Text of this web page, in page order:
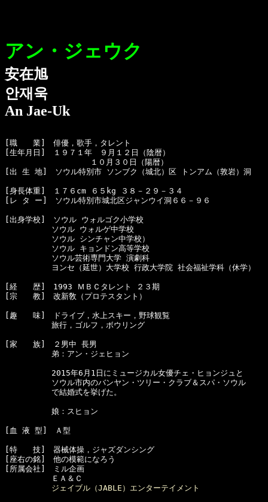
アン・ジェウク
安在旭
안재욱
An Jae-Uk
[職　　業]　俳優，歌手，タレント
[生年月日]　１９７１年　９月１２日（陰暦）
１０月３０日（陽暦）
[出 生 地]　ソウル特別市 ソンブク（城北）区 トンアム（敦岩）洞
[身長体重]　１７６cm ６５kg ３８－２９－３４
[レ タ ー]　ソウル特別市城北区ジャンウイ洞６６－９６
[出身学校]　ソウル ウォルゴク小学校
ソウル ウォルゲ中学校
ソウル シンチャン中学校）
ソウル キョンドン高等学校
ソウル芸術専門大学 演劇科
ヨンセ（延世）大学校 行政大学院 社会福祉学科（休学）
[経　　歴]　1993 ＭＢＣタレント ２３期
[宗　　教]　改新敎（プロテスタント）
[趣　　味]　ドライブ，水上スキー，野球観覧
旅行，ゴルフ，ボウリング
[家　　族]　２男中 長男
弟：アン・ジェヒョン
2015年6月1日にミュージカル女優チェ・ヒョンジュと
ソウル市内のバンヤン・ツリー・クラブ＆スパ・ソウル
で結婚式を挙げた。
娘：スヒョン
[血 液 型]　Ａ型
[特　　技]　器械体操，ジャズダンシング
[座右の銘]　他の模範になろう
[所属会社]　ミル企画
ＥＡ＆Ｃ
ジェイブル（JABLE）エンターテイメント